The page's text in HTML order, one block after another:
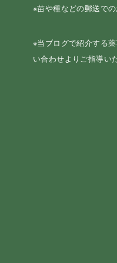
※苗や種などの郵送で
※当ブログで紹介する
い合わせよりご指導い